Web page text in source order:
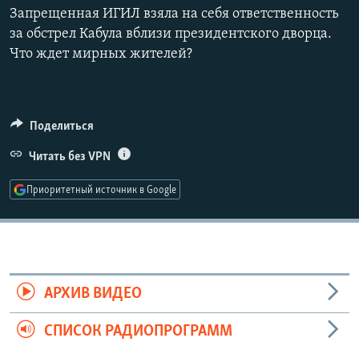
РАСПИСАНИЕ ВЕЩАНИЯ
ПОДПИШИТЕСЬ НА РАССЫЛКУ
Все сайты РСЕ/РС
Auto
Запрещенная ИГИЛ взяла на себя ответственность
за обстрел Кабула вблизи президентского дворца.
Что ждет мирных жителей?
Поделиться
Читать без VPN
Приоритетный источник в Google
АРХИВ ВИДЕО
СПИСОК РАДИОПРОГРАММ